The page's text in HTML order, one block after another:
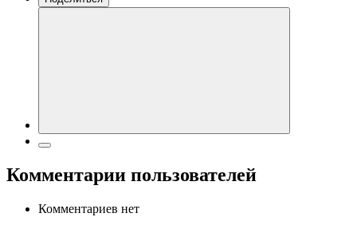
Комментарии пользователей
Комментариев нет